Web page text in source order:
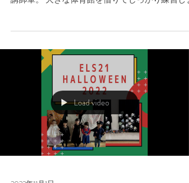
レンジするのに今日が１っ回目の合同練習に焦る
す！！ 子どもたちは堂々と・・・ みんなでいい
の作ります！！ だから超ご期待！！ ELS21講師と
繋がっている皆さん・・・是非遊びに来て...
Load video